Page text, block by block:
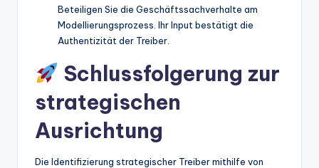
Beteiligen Sie die Geschäftssachverhalte am
Modellierungsprozess. Ihr Input bestätigt die
Authentizität der Treiber.
Schlussfolgerung zur
strategischen
Ausrichtung
Die Identifizierung strategischer Treiber mithilfe von